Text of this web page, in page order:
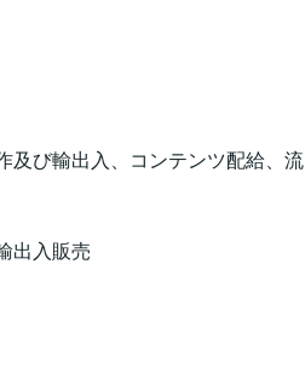
及び輸出入、コンテンツ配給、流
出入販売